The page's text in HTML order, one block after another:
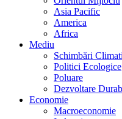
Asia Pacific
America
Africa
Mediu
Schimbări
Politici Ecologice
Poluare
Dezvoltare
Economie
Macroeconomie